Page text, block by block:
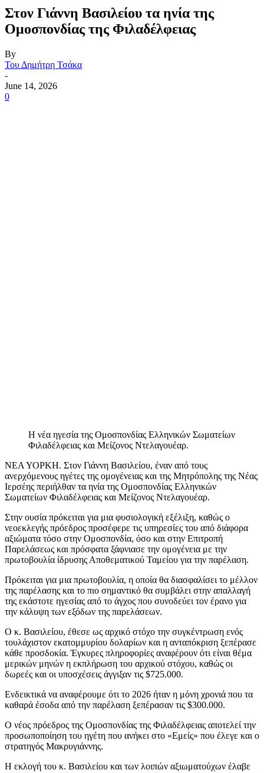
Στον Γιάννη Βασιλείου τα ηνία της
Ομοσπονδίας της Φιλαδέλφειας
By
Του Δημήτρη Τσάκα
-
June 14, 2026
0
Η νέα ηγεσία της Ομοσπονδίας Ελληνικών Σωματείων
Φιλαδέλφειας και Μείζονος Ντελαγουέαρ.
ΝΕΑ ΥΟΡΚΗ. Στον Γιάννη Βασιλείου, έναν από τους
ανερχόμενους ηγέτες της ομογένειας και της Μητρόπολης της Νέας
Ιερσέης περιήλθαν τα ηνία της Ομοσπονδίας Ελληνικών
Σωματείων Φιλαδέλφειας και Μείζονος Ντελαγουέαρ.
Στην ουσία πρόκειται για μια φυσιολογική εξέλιξη, καθώς ο
νεοεκλεγής πρόεδρος προσέφερε τις υπηρεσίες του από διάφορα
αξιώματα τόσο στην Ομοσπονδία, όσο και στην Επιτροπή
Παρελάσεως και πρόσφατα ξάφνιασε την ομογένεια με την
πρωτοβουλία ίδρυσης Αποθεματικού Ταμείου για την παρέλαση.
Πρόκειται για μια πρωτοβουλία, η οποία θα διασφαλίσει το μέλλον
της παρέλασης και το πιο σημαντικό θα συμβάλει στην απαλλαγή
της εκάστοτε ηγεσίας από το άγχος που συνοδεύει τον έρανο για
την κάλυψη των εξόδων της παρελάσεων.
Ο κ. Βασιλείου, έθεσε ως αρχικό στόχο την συγκέντρωση ενός
τουλάχιστον εκατομμυρίου δολαρίων και η ανταπόκριση ξεπέρασε
κάθε προσδοκία. Έγκυρες πληροφορίες αναφέρουν ότι είναι θέμα
μερικών μηνών η εκπλήρωση του αρχικού στόχου, καθώς οι
δωρεές και οι υποσχέσεις άγγιξαν τις $725.000.
Ενδεικτικά να αναφέρουμε ότι το 2026 ήταν η μόνη χρονιά που τα
καθαρά έσοδα από την παρέλαση ξεπέρασαν τις $300.000.
Ο νέος πρόεδρος της Ομοσπονδίας της Φιλαδέλφειας αποτελεί την
προσωποποίηση του ηγέτη που ανήκει στο «Εμείς» που έλεγε και ο
στρατηγός Μακρυγιάννης.
Η εκλογή του κ. Βασιλείου και των λοιπών αξιωματούχων έλαβε